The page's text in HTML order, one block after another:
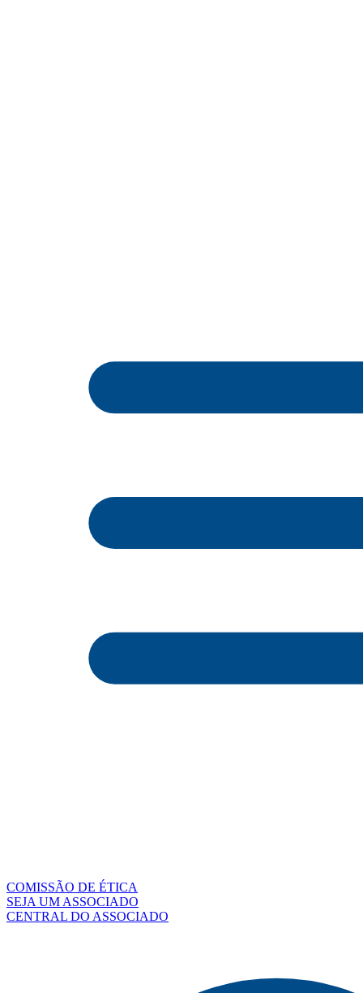
COMISSÃO DE ÉTICA
SEJA UM ASSOCIADO
CENTRAL DO ASSOCIADO